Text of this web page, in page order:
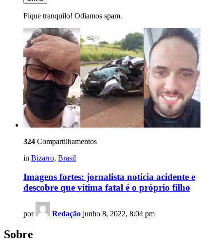
Fique tranquilo! Odiamos spam.
324 Compartilhamentos
in Bizarro, Brasil
Imagens fortes: jornalista noticia acidente e
descobre que vítima fatal é o próprio filho
por Redação junho 8, 2022, 8:04 pm
Sobre